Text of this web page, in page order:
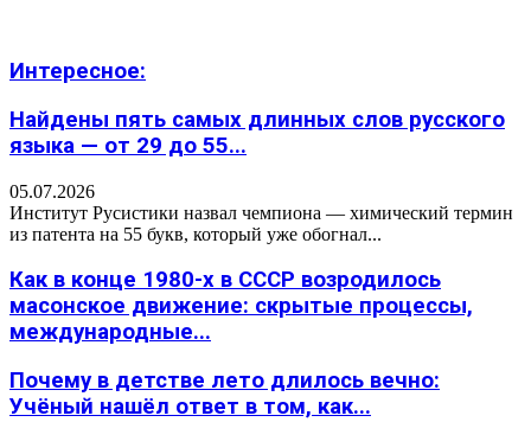
Интересное:
Найдены пять самых длинных слов русского
языка — от 29 до 55...
05.07.2026
Институт Русистики назвал чемпиона — химический термин
из патента на 55 букв, который уже обогнал...
Как в конце 1980-х в СССР возродилось
масонское движение: скрытые процессы,
международные...
Почему в детстве лето длилось вечно:
Учёный нашёл ответ в том, как...